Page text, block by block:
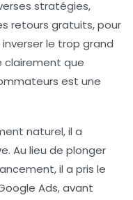
stratégies,
retours gratuits, pour
le trop grand
clairement que
est une
naturel, il a
. Au lieu de plonger
il a pris le
Ads, avant